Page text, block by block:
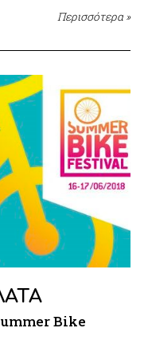
Περισσότερα »
Bike